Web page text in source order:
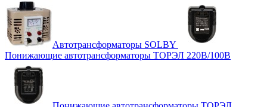
Автотрансформаторы SOLBY
Понижающие автотрансформаторы ТОРЭЛ 220В/100В